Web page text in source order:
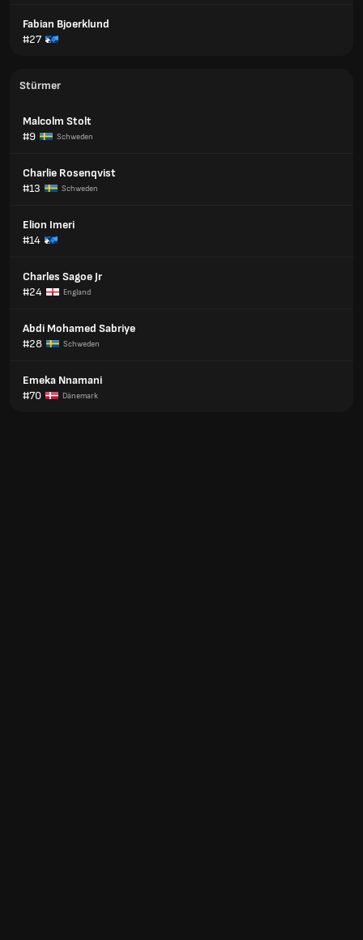
Fabian Bjoerklund
#27
Stürmer
Malcolm Stolt
#9
Schweden
Charlie Rosenqvist
#13
Schweden
Elion Imeri
#14
Charles Sagoe Jr
#24
England
Abdi Mohamed Sabriye
#28
Schweden
Emeka Nnamani
#70
Dänemark